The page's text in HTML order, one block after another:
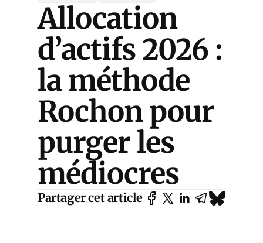
Allocation
d’actifs 2026 :
la méthode
Rochon pour
purger les
médiocres
Partager cet article